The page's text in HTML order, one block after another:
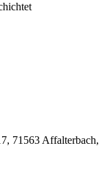
71563 Affalterbach,